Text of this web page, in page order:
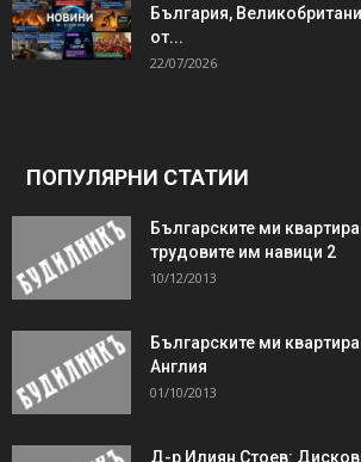
България,
от...
22/07/2026
ПОПУЛЯРНИ СТАТИИ
Българските ми
трудовите им навици 2
10/12/2013
Българските ми
Англия
01/10/2013
Д-р Илиян Стоев: